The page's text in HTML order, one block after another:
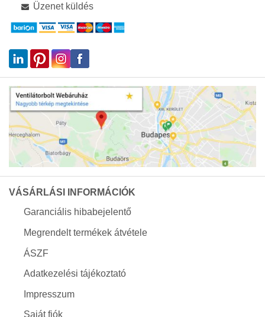
Üzenet küldés
VÁSÁRLÁSI INFORMÁCIÓK
Garanciális hibabejelentő
Megrendelt termékek átvétele
ÁSZF
Adatkezelési tájékoztató
Impresszum
Saját fiók